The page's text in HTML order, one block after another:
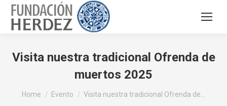
Visita nuestra tradicional Ofrenda de
muertos 2025
You are here:
Home Evento Visita nuestra tradicional Ofrenda de…